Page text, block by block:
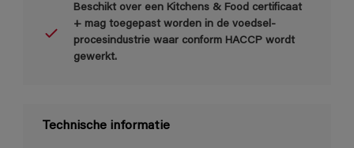
Beschikt over een Kitchens & Food certificaat
+ mag toegepast worden in de voedsel-
procesindustrie waar conform HACCP wordt
gewerkt.
Technische informatie